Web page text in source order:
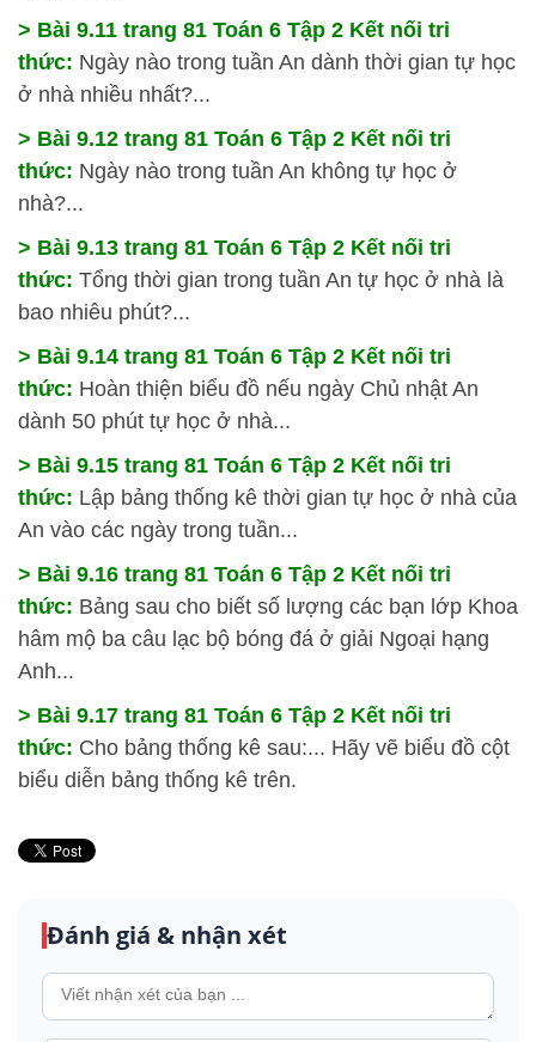
> Bài 9.11 trang 81 Toán 6 Tập 2 Kết nối tri
thức: Ngày nào trong tuần An dành thời gian tự học
ở nhà nhiều nhất?...
> Bài 9.12 trang 81 Toán 6 Tập 2 Kết nối tri
thức: Ngày nào trong tuần An không tự học ở
nhà?...
> Bài 9.13 trang 81 Toán 6 Tập 2 Kết nối tri
thức: Tổng thời gian trong tuần An tự học ở nhà là
bao nhiêu phút?...
> Bài 9.14 trang 81 Toán 6 Tập 2 Kết nối tri
thức: Hoàn thiện biểu đồ nếu ngày Chủ nhật An
dành 50 phút tự học ở nhà...
> Bài 9.15 trang 81 Toán 6 Tập 2 Kết nối tri
thức: Lập bảng thống kê thời gian tự học ở nhà của
An vào các ngày trong tuần...
> Bài 9.16 trang 81 Toán 6 Tập 2 Kết nối tri
thức: Bảng sau cho biết số lượng các bạn lớp Khoa
hâm mộ ba câu lạc bộ bóng đá ở giải Ngoại hạng
Anh...
> Bài 9.17 trang 81 Toán 6 Tập 2 Kết nối tri
thức: Cho bảng thống kê sau:... Hãy vẽ biểu đồ cột
biểu diễn bảng thống kê trên.
Đánh giá & nhận xét